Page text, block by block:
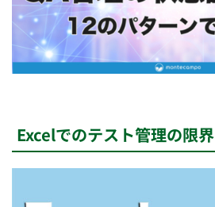
Excelでのテスト管理の限界